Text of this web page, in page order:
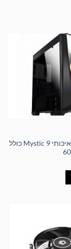
מארז מחשב איכותי Mystic 9 כולל